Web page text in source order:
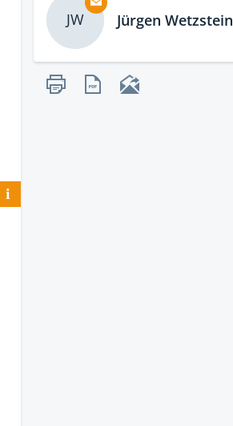
i
JW Jürgen Wetzstein